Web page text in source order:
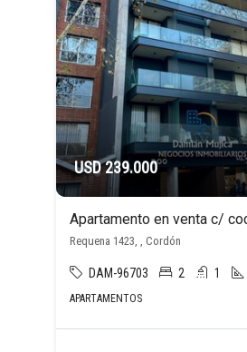
USD 239.000
Requena 1423, , Cordón
DAM-96703 2 1
APARTAMENTOS